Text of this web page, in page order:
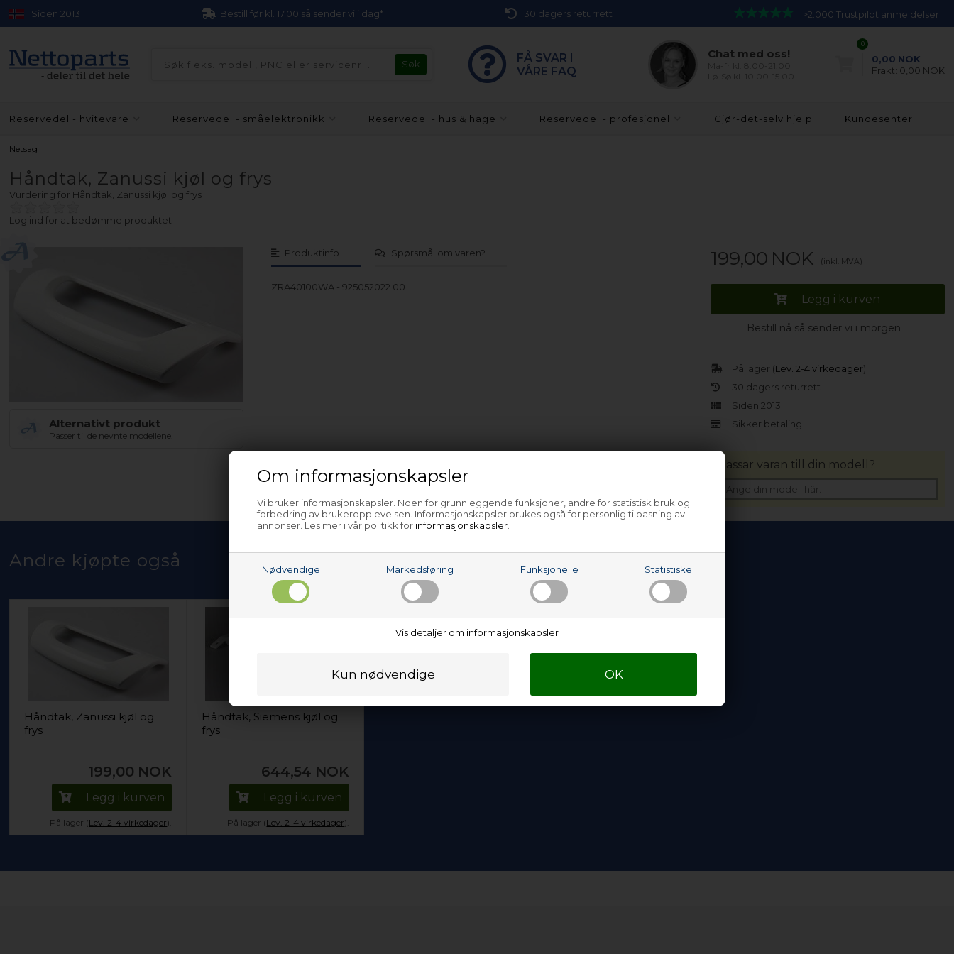
Om informasjonskapsler
Vi bruker informasjonskapsler. Noen for grunnleggende funksjoner, andre for statistisk bruk og
forbedring av brukeropplevelsen. Informasjonskapsler brukes også for personlig tilpasning av
annonser. Les mer i vår politikk for informasjonskapsler
Nødvendige Markedsføring Funksjonelle Statistiske
Vis detaljer om informasjonskapsler
Siden 2013 Bestill før kl. 17.00 så sender vi i dag* 30 dagers returrett >2.000 Trustpilot anmeldelser
FÅ SVAR I
VÅRE FAQ
Chat med oss!
0
0,00 NOK
Frakt: 0,00 NOK
Reservedel - hvitevare Reservedel - småelektronikk Reservedel - hus & hage Reservedel - profesjonel Gjør-det-selv hjelp Kundesenter
Netsag
Håndtak, Zanussi kjøl og frys
Vurdering for Håndtak, Zanussi kjøl og frys
Log ind for at bedømme produktet
Alternativt produkt
Passer til de nevnte modellene.
Produktinfo Spørsmål om varen?
ZRA40100WA - 925052022 00
199,00 NOK (inkl. MVA)
Legg i kurven
Bestill nå så sender vi i morgen
På lager (Lev. 2-4 virkedager).
30 dagers returrett
Siden 2013
Sikker betaling
Passar varan till din modell?
Andre kjøpte også
Håndtak, Zanussi kjøl og
frys
199,00 NOK
Legg i kurven
På lager (Lev. 2-4 virkedager).
Håndtak, Siemens kjøl og
frys
644,54 NOK
Legg i kurven
På lager (Lev. 2-4 virkedager).